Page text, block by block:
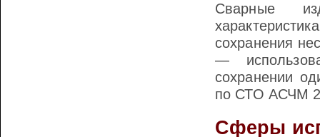
Сварные
сохранения
—
сохранении
по СТО АСЧМ
Сферы